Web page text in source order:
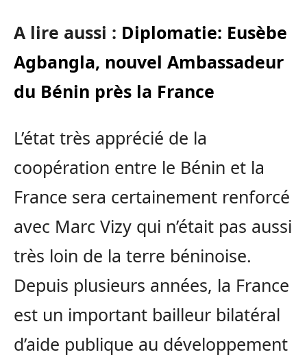
A lire aussi : Diplomatie: Eusèbe
Agbangla, nouvel Ambassadeur
du Bénin près la France
L’état très apprécié de la
coopération entre le Bénin et la
France sera certainement renforcé
avec Marc Vizy qui n’était pas aussi
très loin de la terre béninoise.
Depuis plusieurs années, la France
est un important bailleur bilatéral
d’aide publique au développement